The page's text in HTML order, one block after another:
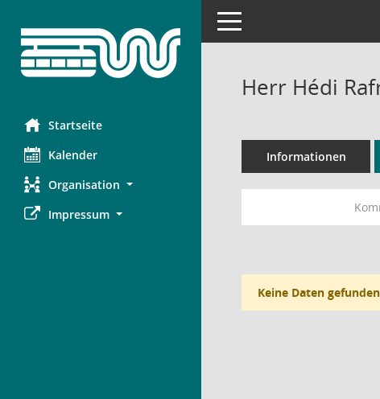
Startseite
Kalender
Organisation
Impressum
Toggle navigation
Herr Hédi
Informationen
Keine Daten